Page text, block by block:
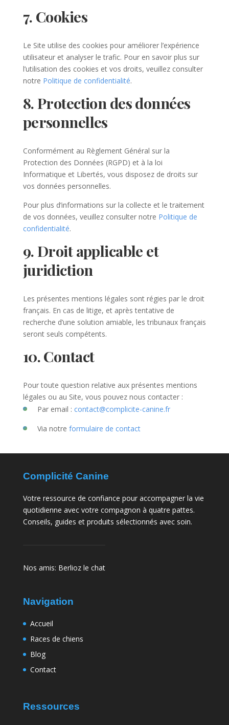
7. Cookies
Le Site utilise des cookies pour améliorer l’expérience
utilisateur et analyser le trafic. Pour en savoir plus sur
l’utilisation des cookies et vos droits, veuillez consulter
notre Politique de confidentialité.
8. Protection des données
personnelles
Conformément au Règlement Général sur la
Protection des Données (RGPD) et à la loi
Informatique et Libertés, vous disposez de droits sur
vos données personnelles.
Pour plus d’informations sur la collecte et le traitement
de vos données, veuillez consulter notre Politique de
confidentialité.
9. Droit applicable et
juridiction
Les présentes mentions légales sont régies par le droit
français. En cas de litige, et après tentative de
recherche d’une solution amiable, les tribunaux français
seront seuls compétents.
10. Contact
Pour toute question relative aux présentes mentions
légales ou au Site, vous pouvez nous contacter :
Par email : contact@complicite-canine.fr
Via notre formulaire de contact
Complicité Canine
Votre ressource de confiance pour accompagner la vie
quotidienne avec votre compagnon à quatre pattes.
Conseils, guides et produits sélectionnés avec soin.
Nos amis: Berlioz le chat
Navigation
Accueil
Races de chiens
Blog
Contact
Ressources